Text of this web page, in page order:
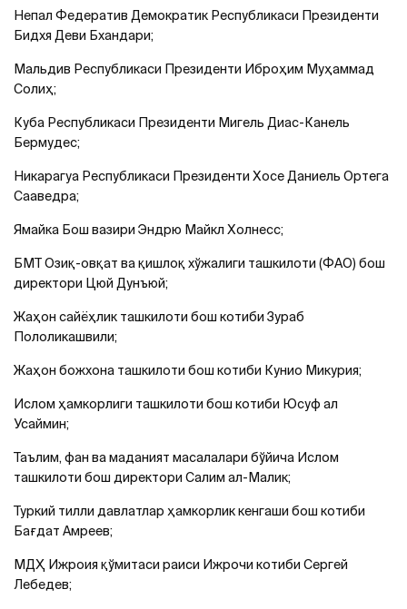
Непал Федератив Демократик Республикаси Президенти
Бидхя Деви Бхандари;
Мальдив Республикаси Президенти Иброҳим Муҳаммад
Солиҳ;
Куба Республикаси Президенти Мигель Диас-Канель
Бермудес;
Никарагуа Республикаси Президенти Хосе Даниель Ортега
Сааведра;
Ямайка Бош вазири Эндрю Майкл Холнесс;
БМТ Озиқ-овқат ва қишлоқ хўжалиги ташкилоти (ФАО) бош
директори Цюй Дунъюй;
Жаҳон сайёҳлик ташкилоти бош котиби Зураб
Пололикашвили;
Жаҳон божхона ташкилоти бош котиби Кунио Микурия;
Ислом ҳамкорлиги ташкилоти бош котиби Юсуф ал
Усаймин;
Таълим, фан ва маданият масалалари бўйича Ислом
ташкилоти бош директори Салим ал-Малик;
Туркий тилли давлатлар ҳамкорлик кенгаши бош котиби
Бағдат Амреев;
МДҲ Ижроия қўмитаси раиси Ижрочи котиби Сергей
Лебедев;